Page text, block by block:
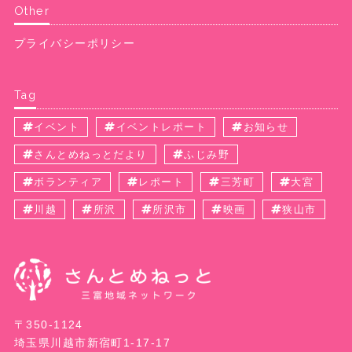
Other
プライバシーポリシー
Tag
イベント イベントレポート お知らせ
さんとめねっとだより ふじみ野
ボランティア レポート 三芳町 大宮
川越 所沢 所沢市 映画 狭山市
〒350-1124
埼玉県川越市新宿町1-17-17